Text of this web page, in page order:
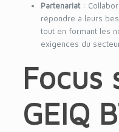
Partenariat :
répondre à leurs
tout en formant les
exigences du
Focus
GEIQ